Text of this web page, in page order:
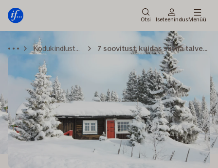
Otsi IseteenindusMenüü
Kodukindlustus 7 soovitust, kuidas suvila talveks ette valmistada